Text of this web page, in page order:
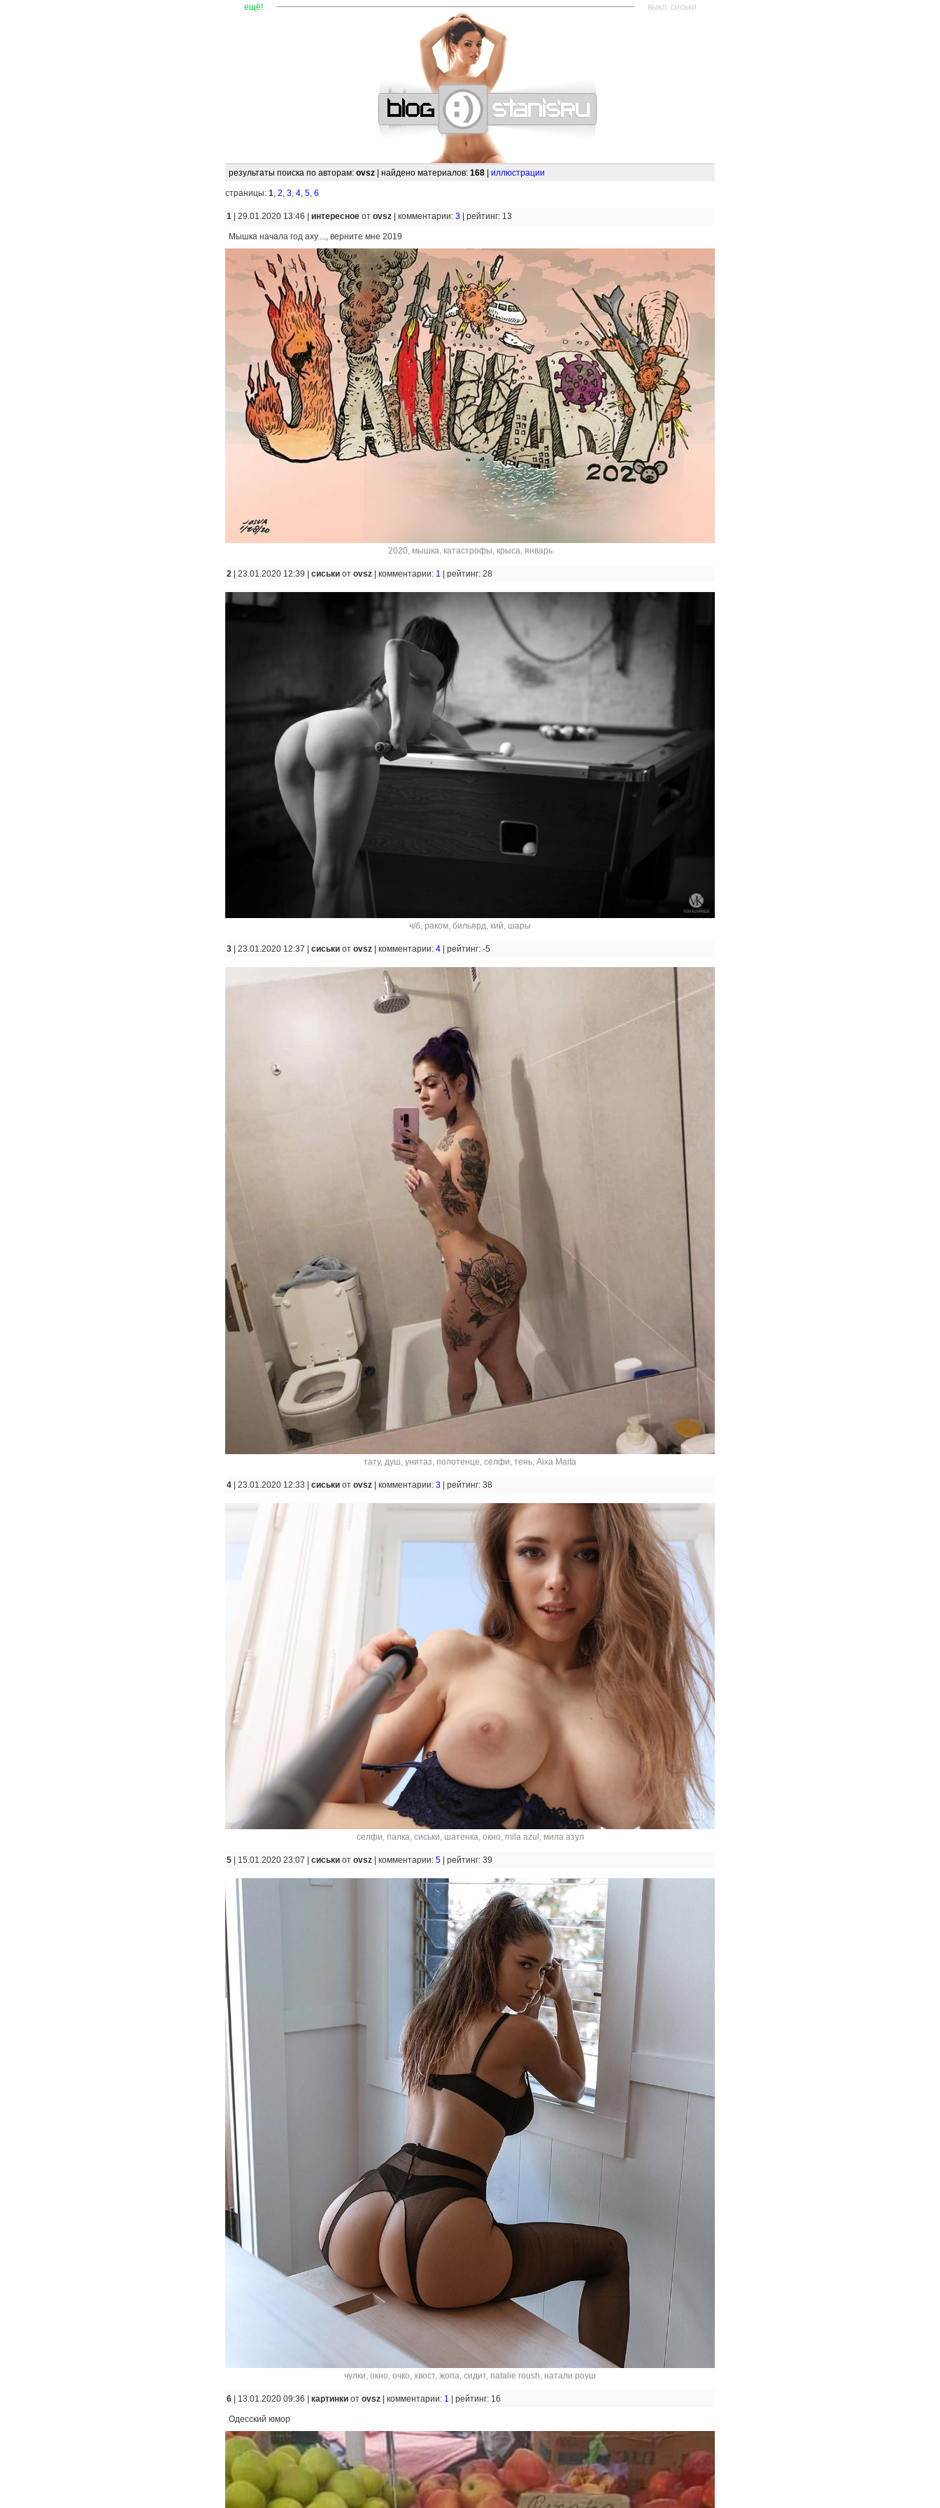
ещё! ———————————————————————————————— выкл. сиськи
результаты поиска по авторам: ovsz | найдено материалов: 168 иллюстрации
страницы: 1, 2, 3, 4, 5, 6
1 | 29.01.2020 13:46 | интересное от ovsz комментарии: 3 рейтинг: 13
Мышка начала год аху...., верните мне 2019
2020, мышка, катастрофы, крыса, январь
2 | 23.01.2020 12:39 | сиськи от ovsz комментарии: 1 рейтинг: 28
ч/б, раком, бильярд, кий, шары
3 | 23.01.2020 12:37 | сиськи от ovsz комментарии: 4 рейтинг: -5
тату, душ, унитаз, полотенце, селфи, тень, Aixa Maita
4 | 23.01.2020 12:33 | сиськи от ovsz комментарии: 3 рейтинг: 38
селфи, палка, сиськи, шатенка, окно, mila azul , мила азул
5 | 15.01.2020 23:07 | сиськи от ovsz комментарии: 5 рейтинг: 39
чулки, окно, очко, хвост, жопа, сидит, natalie roush, натали роуш
6 | 13.01.2020 09:36 | картинки от ovsz комментарии: 1 рейтинг: 16
Одесский юмор